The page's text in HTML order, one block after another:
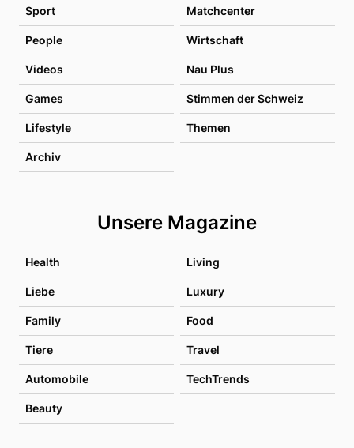
Sport Matchcenter
People Wirtschaft
Videos Nau Plus
Games Stimmen der Schweiz
Lifestyle Themen
Archiv
Unsere Magazine
Health Living
Liebe Luxury
Family Food
Tiere Travel
Automobile TechTrends
Beauty